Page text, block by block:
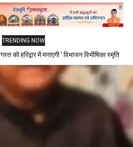
TRENDING NOW
को हरिद्वार में मनाएगी ‘ विभाजन विभीषिका स्मृति